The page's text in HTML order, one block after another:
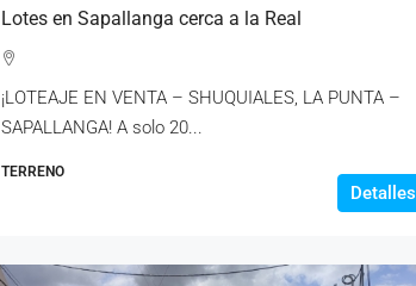
Lotes en Sapallanga cerca a la Real
¡LOTEAJE EN VENTA – SHUQUIALES, LA PUNTA –
SAPALLANGA! A solo 20...
TERRENO
Detalles